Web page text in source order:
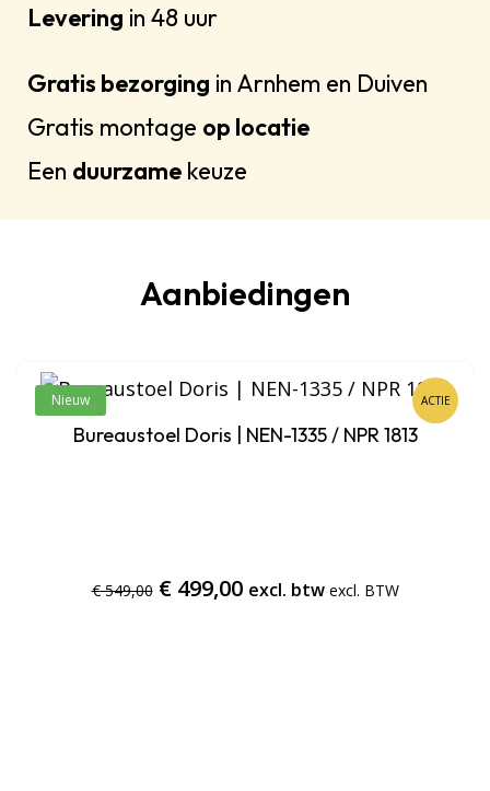
Levering in 48 uur
Gratis bezorging in Arnhem en Duiven
Gratis montage op locatie
Een duurzame keuze
Aanbiedingen
ACTIE
Bureaustoel Doris | NEN-1335 / NPR 1813
Nieuw
€549,00 Oorspronkelijke
€499,00Huidige
excl. btw